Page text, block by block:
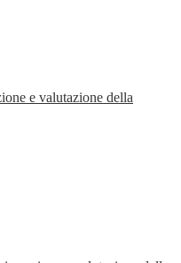
e valutazione della